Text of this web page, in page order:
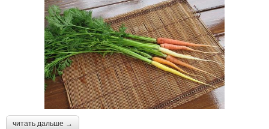
читать дальше →